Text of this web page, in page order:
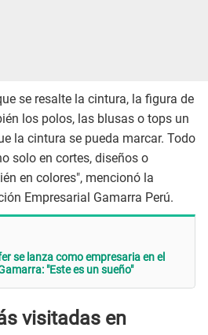
se resalte la cintura, la figura de
los polos, las blusas o tops un
la cintura se pueda marcar. Todo
solo en cortes, diseños o
en colores", mencionó la
Empresarial Gamarra Perú.
se lanza como empresaria en el
"Este es un sueño"
visitadas en